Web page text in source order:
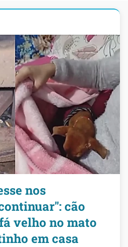
nos
cão
velho no mato
em casa